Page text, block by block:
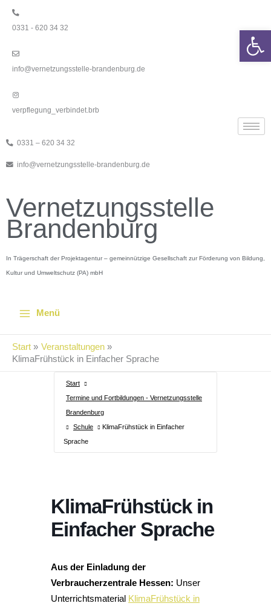
Inhalt
springen
0331 - 620 34 32
info@vernetzungsstelle-brandenburg.de
verpflegung_verbindet.brb
0331 – 620 34 32
info@vernetzungsstelle-brandenburg.de
Vernetzungsstelle
Brandenburg
In Trägerschaft der Projektagentur – gemeinnützige Gesellschaft zur Förderung von Bildung,
Kultur und Umweltschutz (PA) mbH
Menü
Start
Veranstaltungen
KlimaFrühstück in Einfacher Sprache
Start
Termine und Fortbildungen - Vernetzungsstelle
Brandenburg
Schule
KlimaFrühstück in Einfacher
Sprache
KlimaFrühstück in
Einfacher Sprache
Aus der Einladung der
Verbraucherzentrale Hessen: Unser
Unterrichtsmaterial KlimaFrühstück in